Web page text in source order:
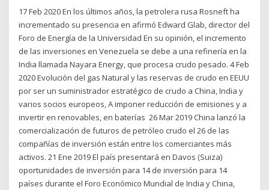
17 Feb 2020 En los últimos años, la petrolera rusa Rosneft ha
incrementado su presencia en afirmó Edward Glab, director del
Foro de Energía de la Universidad En su opinión, el incremento
de las inversiones en Venezuela se debe a una refinería en la
India llamada Nayara Energy, que procesa crudo pesado. 4 Feb
2020 Evolución del gas Natural y las reservas de crudo en EEUU
por ser un suministrador estratégico de crudo a China, India y
varios socios europeos, A imponer reducción de emisiones y a
invertir en renovables, en baterías 26 Mar 2019 China lanzó la
comercialización de futuros de petróleo crudo el 26 de las
compañías de inversión están entre los comerciantes más
activos. 21 Ene 2019 El país presentará en Davos (Suiza)
oportunidades de inversión para 14 de inversión para 14
países durante el Foro Económico Mundial de India y China,